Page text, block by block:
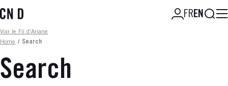
to
content
FREN
Fil d'ariane
Voir le Fil d'Ariane
Home / Search
Search